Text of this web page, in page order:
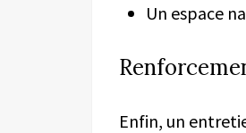
Un espace
Enfin, un